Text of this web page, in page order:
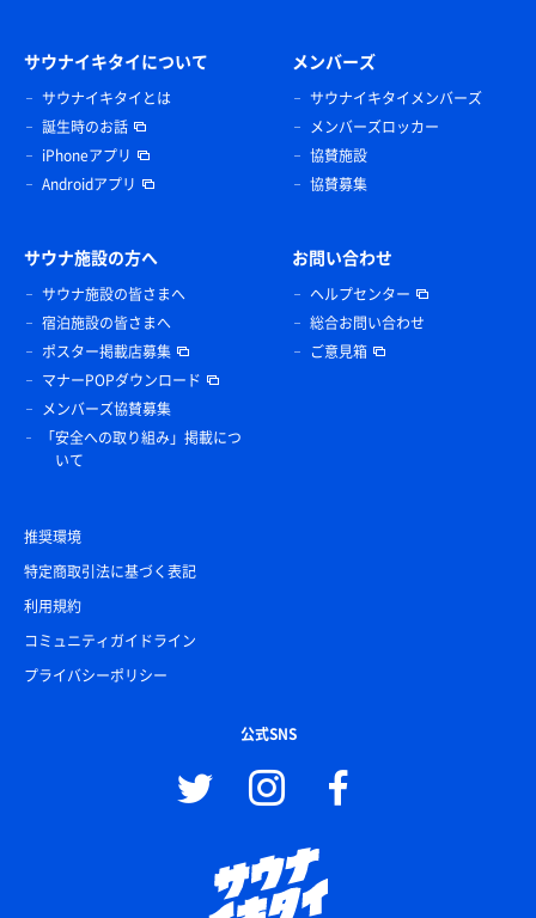
サウナイキタイについて
サウナイキタイとは
誕生時のお話
iPhoneアプリ
Androidアプリ
メンバーズ
サウナイキタイメンバーズ
メンバーズロッカー
協賛施設
協賛募集
サウナ施設の方へ
サウナ施設の皆さまへ
宿泊施設の皆さまへ
ポスター掲載店募集
マナーPOPダウンロード
メンバーズ協賛募集
「安全への取り組み」掲載につ
いて
お問い合わせ
ヘルプセンター
総合お問い合わせ
ご意見箱
推奨環境
特定商取引法に基づく表記
利用規約
コミュニティガイドライン
プライバシーポリシー
公式SNS